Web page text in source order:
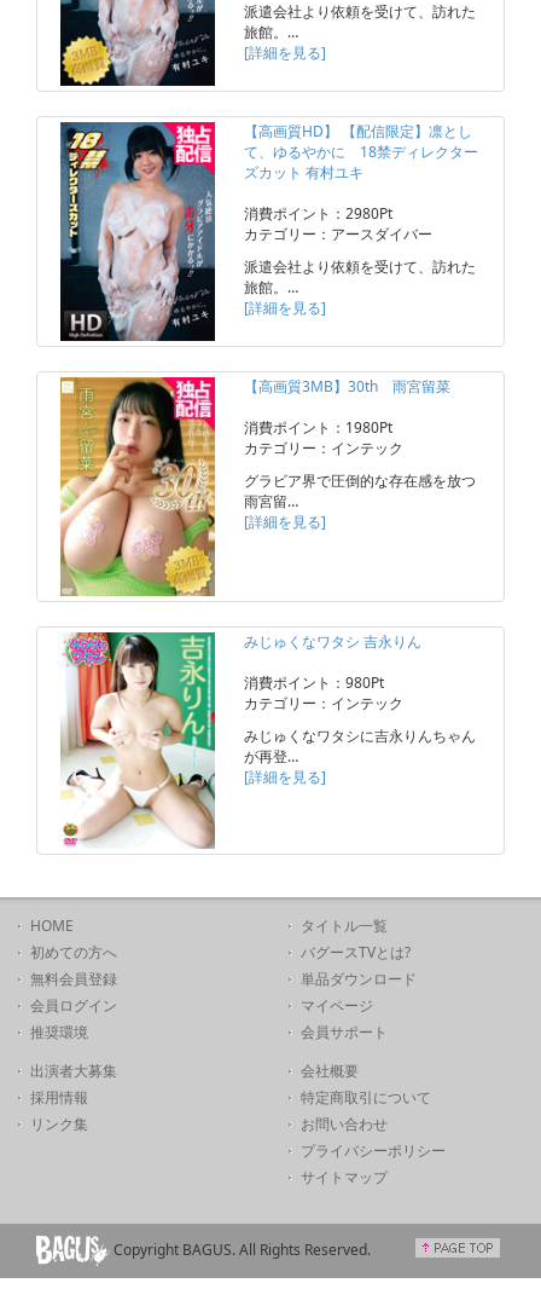
派遣会社より依頼を受けて、訪れた
旅館。…
[詳細を見る]
【高画質HD】 【配信限定】凛とし
て、ゆるやかに 18禁ディレクター
ズカット 有村ユキ
消費ポイント：2980Pt
カテゴリー：アースダイバー
派遣会社より依頼を受けて、訪れた
旅館。…
[詳細を見る]
【高画質3MB】30th 雨宮留菜
消費ポイント：1980Pt
カテゴリー：インテック
グラビア界で圧倒的な存在感を放つ
雨宮留…
[詳細を見る]
みじゅくなワタシ 吉永りん
消費ポイント：980Pt
カテゴリー：インテック
みじゅくなワタシに吉永りんちゃん
が再登…
[詳細を見る]
HOME
初めての方へ
無料会員登録
会員ログイン
推奨環境
タイトル一覧
バグースTVとは?
単品ダウンロード
マイページ
会員サポート
出演者大募集
採用情報
リンク集
会社概要
特定商取引について
お問い合わせ
プライバシーポリシー
サイトマップ
Copyright BAGUS. All Rights Reserved.